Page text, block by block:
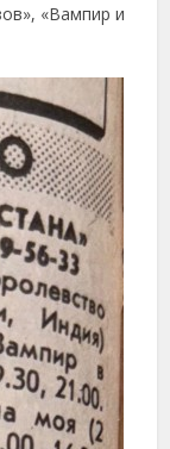
«Вампир и